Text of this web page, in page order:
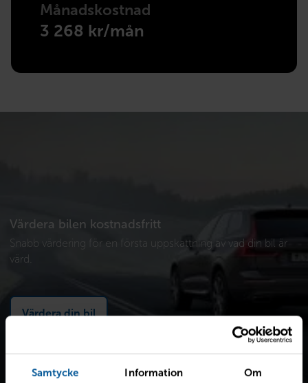
Samtycke Information Om
Månadskostnad
3 268 kr/mån
Värdera bilen kostnadsfritt
Snabb värdering för en första uppskattning av vad din bil är
värd.
Värdera din bil